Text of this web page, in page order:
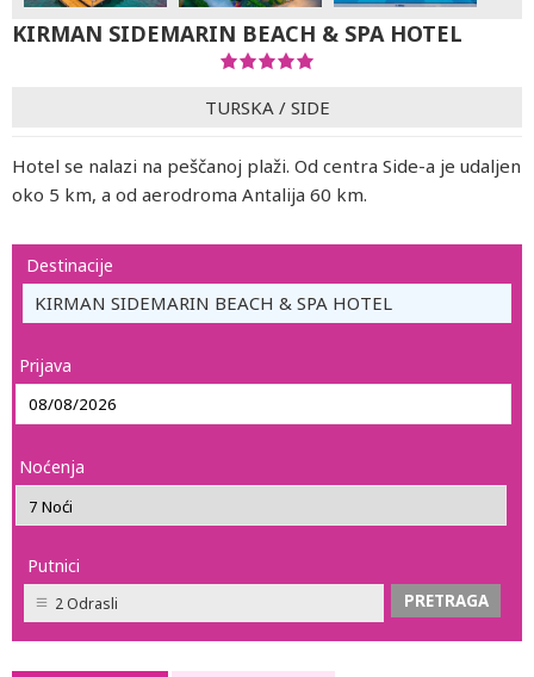
KIRMAN SIDEMARIN BEACH & SPA HOTEL
TURSKA / SIDE
Hotel se nalazi na peščanoj plaži. Od centra Side-a je udaljen
oko 5 km, a od aerodroma Antalija 60 km.
Destinacije
KIRMAN SIDEMARIN BEACH & SPA HOTEL
Prijava
Noćenja
Putnici
2 Odrasli